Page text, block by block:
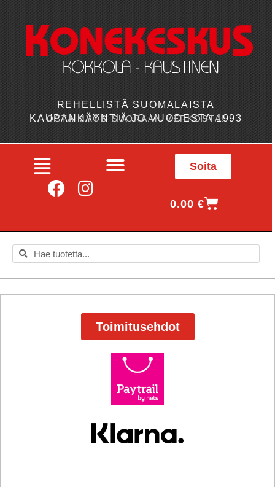
REHELLISTÄ SUOMALAISTA
KAUPANKÄYNTIÄ JO VUODESTA 1993
OSTA MYÖS SUORAAN VERKOSTA!
Soita
0.00€
Toimitusehdot